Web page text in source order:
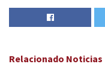
Relacionado Noticias